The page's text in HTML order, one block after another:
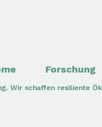
Forschung
Wir schaffen resiliente